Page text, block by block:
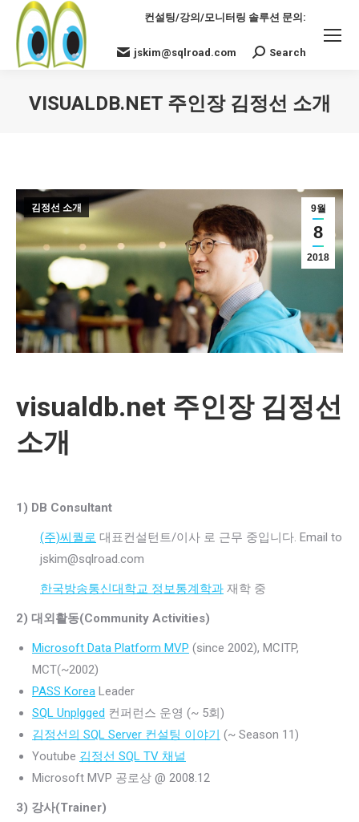
컨설팅/강의/모니터링 솔루션 문의:
jskim@sqlroad.com Search:
Search
VISUALDB.NET 주인장 김정선 소개
9월
8
2018
김정선 소개
visualdb.net 주인장 김정선
소개
1) DB Consultant
(주)씨퀄로 대표컨설턴트/이사 로 근무 중입니다. Email to
jskim@sqlroad.com
한국방송통신대학교 정보통계학과 재학 중
2) 대외활동(Community Activities)
Microsoft Data Platform MVP (since 2002), MCITP,
MCT(~2002)
PASS Korea Leader
SQL Unplgged 컨퍼런스 운영 (~ 5회)
김정선의 SQL Server 컨설팅 이야기 (~ Season 11)
Youtube 김정선 SQL TV 채널
Microsoft MVP 공로상 @ 2008.12
3) 강사(Trainer)